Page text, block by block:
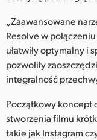
„Zaawansowane
Resolve w
ułatwiły optymalny i
pozwoliły
integralność
Początkowy koncept
stworzenia filmu
takie jak Instagram